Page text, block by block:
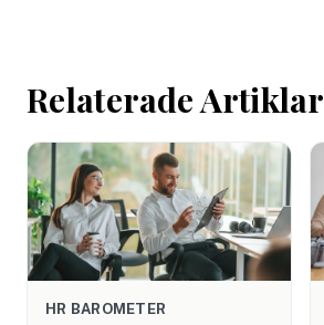
Relaterade Artiklar
HR BAROMETER